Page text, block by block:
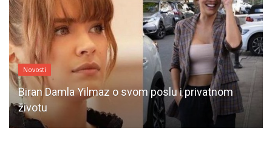
Novosti
Biran Damla Yilmaz o svom poslu i privatnom
životu